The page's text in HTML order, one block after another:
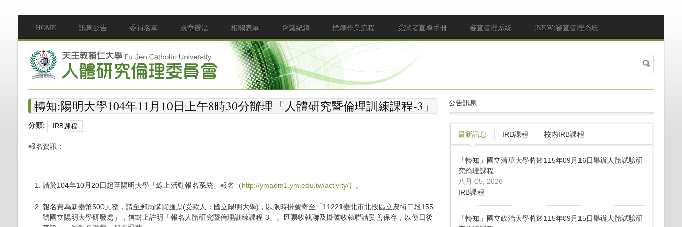
Main menu
HOME 訊息公告 委員名單 規章辦法 相關表單 會議紀錄 標準作業流程 受試者宣導手冊 審查管理系統 (NEW)審查管理系統
搜尋表單
搜
尋
轉知:陽明大學104年11月10日上午8時30分辦理「人體研究暨倫理訓練課程-3」
分類: IRB課程
報名資訊：
請於104年10月20日起至陽明大學「線上活動報名系統」報名（http://ymadm1.ym.edu.tw/activity/）。
報名費為新臺幣500元整，請至郵局購買匯票(受款人：國立陽明大學)，以限時掛號寄至「11221臺北市北投區立農街二段155
號國立陽明大學研發處」，信封上註明「報名人體研究暨倫理訓練課程-3」。匯票收執聯及掛號收執聯請妥善保存，以便日後
公告訊息
最新訊息 IRB課程 校內IRB課程
「轉知」國立清華大學將於115年09月16日舉辦人體試驗研
究倫理課程
八月 05, 2026
IRB課程
「轉知」國立政治大學將於115年09月15日舉辦人體試驗研